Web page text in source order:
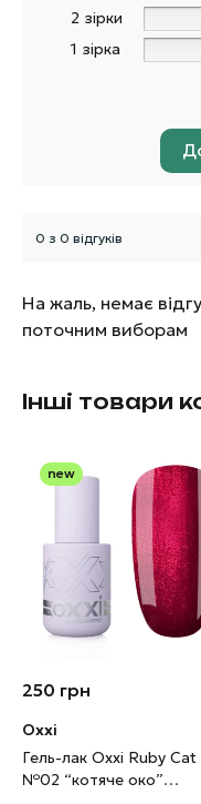
2 зірки
1 зірка
0 з 0 відгуків
На жаль, немає
поточним виборам
Інші товари
new
250 грн
Oxxi
Гель-лак Oxxi Ruby Cat
№02 “котяче око”